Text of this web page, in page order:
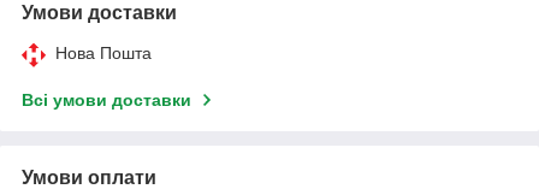
Умови доставки
Нова Пошта
Всі умови доставки
Умови оплати